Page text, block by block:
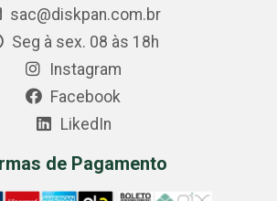
sac@diskpan.com.br
Seg à sex. 08 às 18h
Instagram
Facebook
LikedIn
de Pagamento